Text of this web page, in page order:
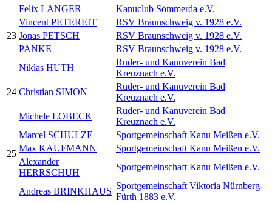
Felix LANGER
Kanuclub Sömmerda e.V.
23
Vincent PETEREIT
RSV Braunschweig v. 1928 e.V.
Jonas PETSCH
RSV Braunschweig v. 1928 e.V.
PANKE
RSV Braunschweig v. 1928 e.V.
24
Niklas HUTH
Ruder- und Kanuverein Bad
Kreuznach e.V.
Christian SIMON
Ruder- und Kanuverein Bad
Kreuznach e.V.
Michele LOBECK
Ruder- und Kanuverein Bad
Kreuznach e.V.
25
Marcel SCHULZE
Sportgemeinschaft Kanu Meißen e.V.
Max KAUFMANN
Sportgemeinschaft Kanu Meißen e.V.
Alexander
HERRSCHUH
Sportgemeinschaft Kanu Meißen e.V.
Andreas BRINKHAUS
Sportgemeinschaft Viktoria Nürnberg-
Fürth 1883 e.V.